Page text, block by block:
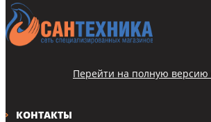
КОНТАКТЫ
Перейти на полную версию